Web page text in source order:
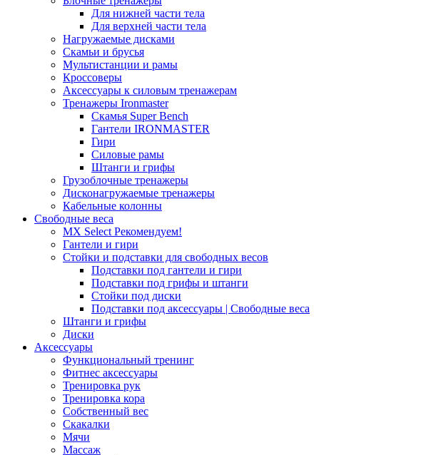
Для нижней части тела
Для верхней части тела
Нагружаемые дисками
Скамьи и брусья
Мультистанции и рамы
Кроссоверы
Аксессуары к силовым тренажерам
Тренажеры Ironmaster
Скамья Super Bench
Гантели IRONMASTER
Гири
Силовые рамы
Штанги и грифы
Грузоблочные тренажеры
Дисконагружаемые тренажеры
Кабельные колонны
Свободные веса
MX Select Рекомендуем!
Гантели и гири
Стойки и подставки для свободных весов
Подставки под гантели и гири
Подставки под грифы и штанги
Стойки под диски
Подставки под аксессуары | Свободные веса
Штанги и грифы
Диски
Аксессуары
Функциональный тренинг
Фитнес аксессуары
Тренировка рук
Тренировка кора
Собственный вес
Скакалки
Мячи
Массаж